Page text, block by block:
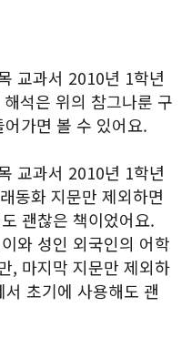
교과서 2010년 1학년
석은 위의 참그나룬 구
가면 볼 수 있어요.
교과서 2010년 1학년
동화 지문만 제외하면
괜찮은 책이었어요.
와 성인 외국인의 어학
, 마지막 지문만 제외하
초기에 사용해도 괜